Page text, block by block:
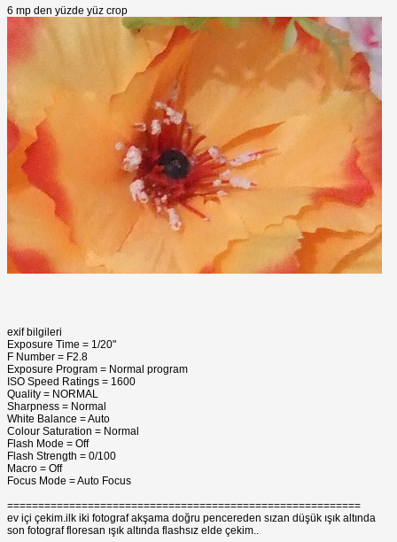
6 mp den yüzde yüz crop
exif bilgileri
Exposure Time = 1/20"
F Number = F2.8
Exposure Program = Normal program
ISO Speed Ratings = 1600
Quality = NORMAL
Sharpness = Normal
White Balance = Auto
Colour Saturation = Normal
Flash Mode = Off
Flash Strength = 0/100
Macro = Off
Focus Mode = Auto Focus
=========================================================
ev içi çekim.ilk iki fotograf akşama doğru pencereden sızan düşük ışık altında
son fotograf floresan ışık altında flashsız elde çekim..